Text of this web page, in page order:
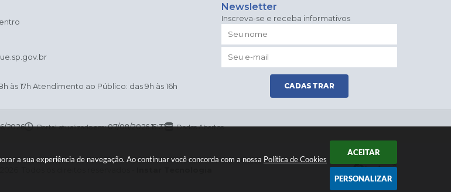
a sua experiência de navegação. Ao continuar você concorda com a nossa Política de Cookies
ACEITAR
PERSONALIZAR
às 17h Atendimento ao Público: das 9h às 16h
Newsletter
Inscreva-se e receba informativos
CADASTRAR
2026 Portal atualizado em:07/08/2026 15:31 Dados Abertos